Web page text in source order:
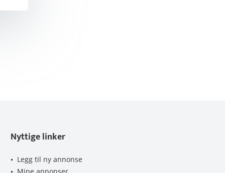
Nyttige linker
Legg til ny annonse